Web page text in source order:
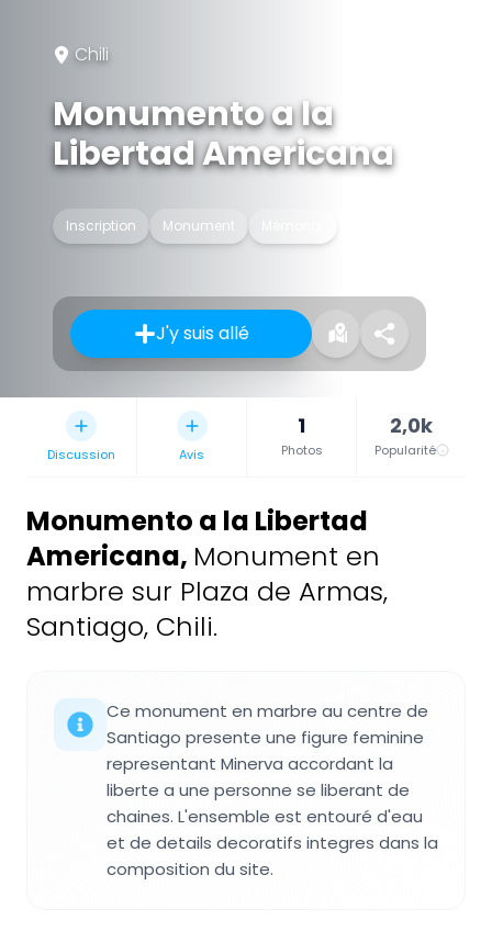
Chili
Monumento a la
Libertad Americana
Inscription Monument
J'y suis allé
Discussion Avis
1
Photos
2,0k
Popularité
Monumento a la Libertad
Americana, Monument en
marbre sur Plaza de Armas,
Santiago, Chili.
Ce monument en marbre au centre de
Santiago presente une figure feminine
representant Minerva accordant la
liberte a une personne se liberant de
chaines. L'ensemble est entouré d'eau
et de details decoratifs integres dans la
composition du site.